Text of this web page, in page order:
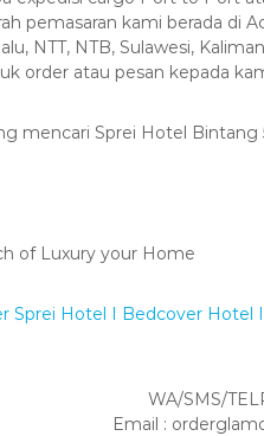
pemasaran kami berada di
NTT, NTB, Sulawesi,
order atau pesan kepada
mencari Sprei Hotel Bintang
of Luxury your Home
Sprei Hotel I Bedcover
WA/SMS/
Email :